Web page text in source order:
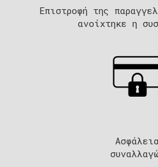
Επιστροφή της
ανοίχτηκε η
Ασφάλεια